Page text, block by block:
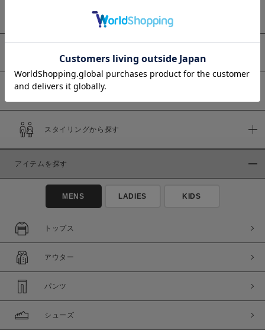
商品タイプ
通常商品
セール価格
在庫
在庫あり
予約商品
スタイリングから探す
アイテムを探す
MENS LADIES KIDS
トップス
アウター
パンツ
シューズ